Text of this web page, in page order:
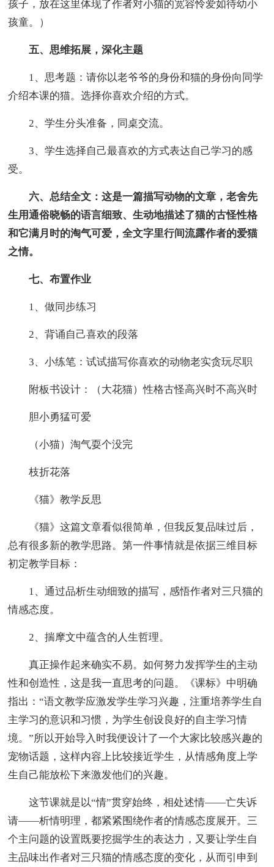
孩子，放在这里体现了作者对小猫的宽容怜爱如待幼小
孩童。）
五、思维拓展，深化主题
1、思考题：请你以老爷爷的身份和猫的身份向同学
介绍本课的猫。选择你喜欢介绍的方式。
2、学生分头准备，同桌交流。
3、学生选择自己最喜欢的方式表达自己学习的感
受。
六、总结全文：这是一篇描写动物的文章，老舍先
生用通俗晓畅的语言细致、生动地描述了猫的古怪性格
和它满月时的淘气可爱，全文字里行间流露作者的爱猫
之情。
七、布置作业
1、做同步练习
2、背诵自己喜欢的段落
3、小练笔：试试描写你喜欢的动物老实贪玩尽职
附板书设计：（大花猫）性格古怪高兴时不高兴时
胆小勇猛可爱
（小猫）淘气耍个没完
枝折花落
《猫》教学反思
《猫》这篇文章看似很简单，但我反复品味过后，
总有很多新的教学思路。第一件事情就是依据三维目标
初定教学目标：
1、通过品析生动细致的描写，感悟作者对三只猫的
情感态度。
2、揣摩文中蕴含的人生哲理。
真正操作起来确实不易。如何努力发挥学生的主动
性和创造性，这是我一直思考的问题。《课标》中明确
指出：“语文教学应激发学生学习兴趣，注重培养学生自
主学习的意识和习惯，为学生创设良好的自主学习情
境。”所以开始导入时我便设计了一个大家比较感兴趣的
宠物话题，这样内容上比较接近学生，从情感角度上学
生自己能放松下来激发他们的兴趣。
这节课就是以“情”贯穿始终，相处述情——亡失诉
请——析情明理，都紧紧围绕作者的情感态度展开。三
个主问题的设置既要挖掘学生的表达力，又要让学生自
主品味出作者对三只猫的情感态度的变化，从而引申到